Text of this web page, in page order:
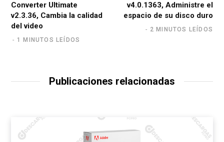
Converter Ultimate
v2.3.36, Cambia la calidad
del video
1 MINUTOS LEÍDOS
v4.0.1363, Administre el
espacio de su disco duro
2 MINUTOS LEÍDOS
Publicaciones relacionadas